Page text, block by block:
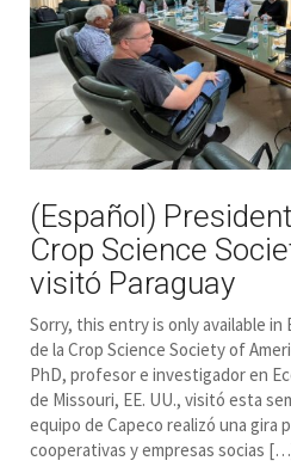
(Español)
Crop Science
visitó Paraguay
Sorry, this entry is only available
de la Crop Science Society of
PhD, profesor e investigador en
de Missouri, EE. UU., visitó esta
equipo de Capeco realizó una gira
cooperativas y empresas socias